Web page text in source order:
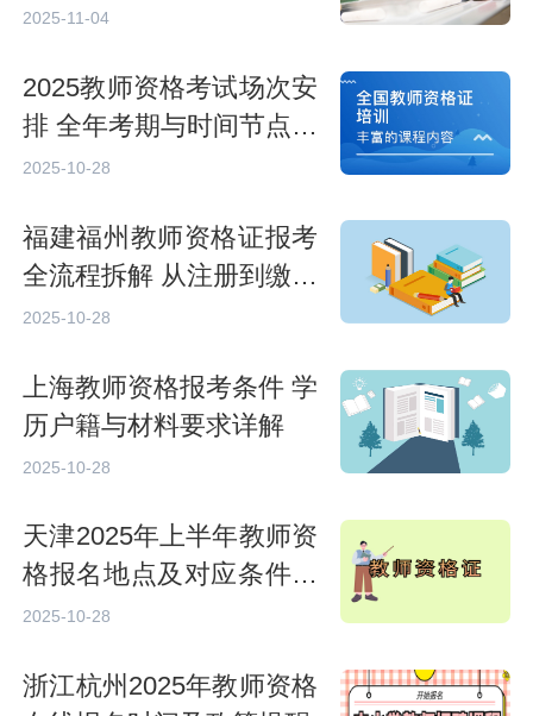
2025-11-04
2025教师资格考试场次安
排 全年考期与时间节点汇
总
2025-10-28
福建福州教师资格证报考
全流程拆解 从注册到缴费
指南
2025-10-28
上海教师资格报考条件 学
历户籍与材料要求详解
2025-10-28
天津2025年上半年教师资
格报名地点及对应条件说
明
2025-10-28
浙江杭州2025年教师资格